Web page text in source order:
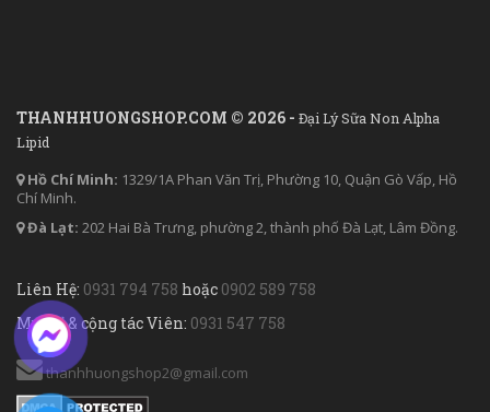
THANHHUONGSHOP.COM © 2026 - Đại Lý Sữa Non Alpha
Lipid
Hồ Chí Minh: 1329/1A Phan Văn Trị, Phường 10, Quận Gò Vấp, Hồ
Chí Minh.
Đà Lạt: 202 Hai Bà Trưng, phường 2, thành phố Đà Lạt, Lâm Đồng.
Liên Hệ: 0931 794 758 hoặc 0902 589 758
Mua sỉ & cộng tác Viên: 0931 547 758
thanhhuongshop2@gmail.com